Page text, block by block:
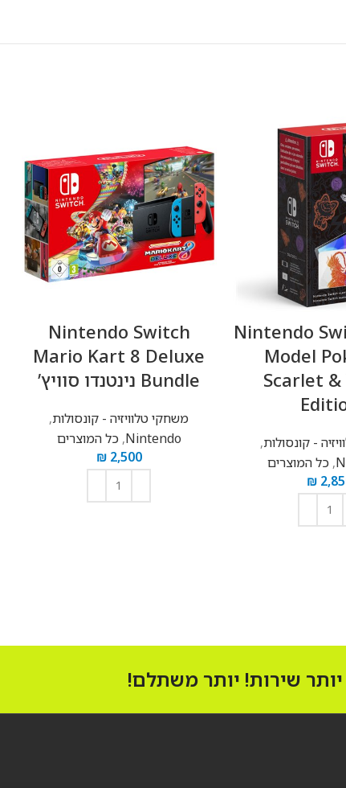
Nintendo
Model
Scarlet
- קונסולות,
, כל המוצרים
₪
Nintendo Switch
Mario Kart 8 Deluxe
Bundle נינטנדו סוויץ’
משחקי טלוויזיה - קונסולות,
Nintendo
,כל המוצרים
₪2,500
שירות! יותר משתלם!